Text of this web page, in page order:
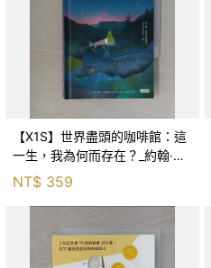
【X1S】世界盡頭的咖啡館：這
一生，我為何而存在？_約翰‧史
崔勒基, Elsa
NT$ 359